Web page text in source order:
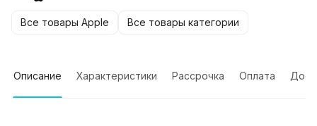
Все товары Apple Все товары категории
Описание Характеристики Рассрочка Оплата